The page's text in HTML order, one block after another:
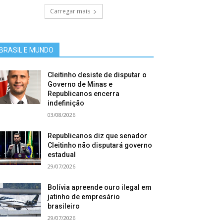
Carregar mais
BRASIL E MUNDO
Cleitinho desiste de disputar o
Governo de Minas e
Republicanos encerra
indefinição
03/08/2026
Republicanos diz que senador
Cleitinho não disputará governo
estadual
29/07/2026
Bolívia apreende ouro ilegal em
jatinho de empresário
brasileiro
29/07/2026